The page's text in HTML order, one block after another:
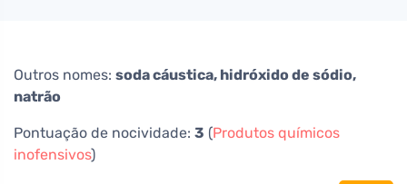
Outros nomes: soda cáustica, hidróxido de sódio,
natrão
Pontuação de nocividade: 3 (Produtos químicos
inofensivos)